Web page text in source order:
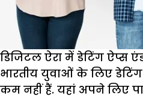
डिजिटल ऐरा में डेटिंग ऐप्स
भारतीय युवाओं के लिए डेटिंग
कम नहीं हैं. यहां अपने लिए